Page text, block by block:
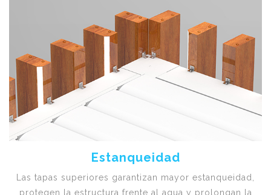
Estanqueidad
Las tapas superiores garantizan mayor estanqueidad,
protegen la estructura frente al agua y prolongan la